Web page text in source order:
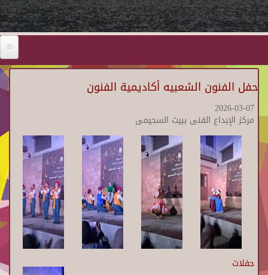
حفل الفنون الشعبيه أكاديمية الفنون
2026-03-07
مركز الإبداع الفنى ببيت السحيمى
حفلات